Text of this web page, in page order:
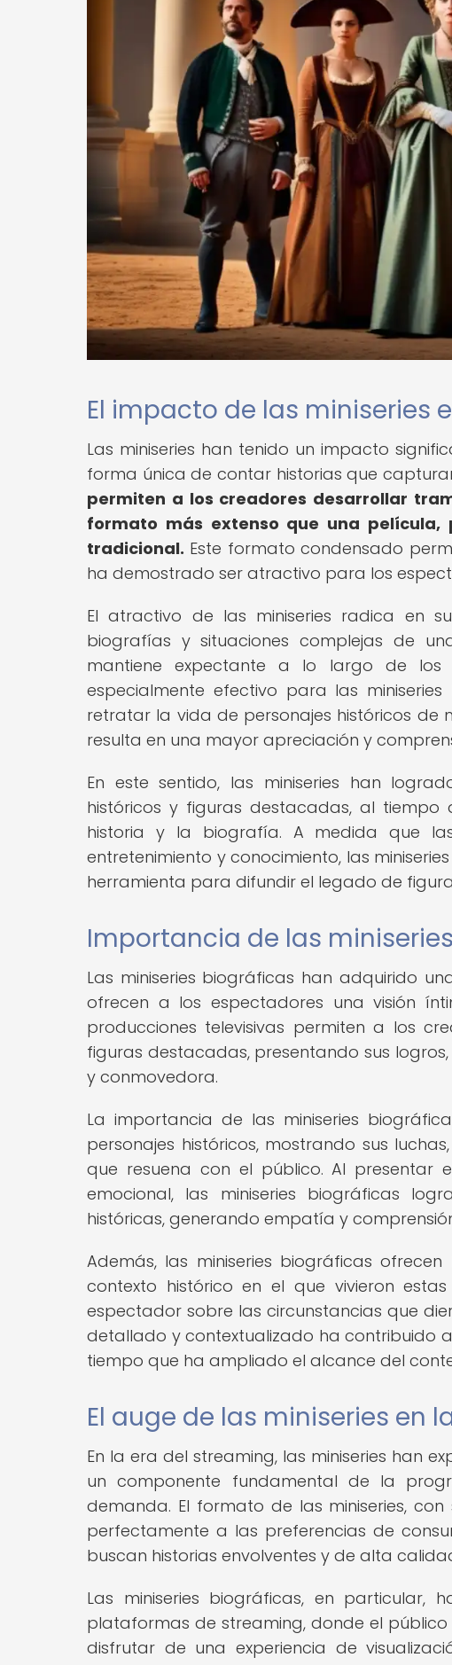
El impacto de las miniseries
Las miniseries han tenido un impacto
forma única de contar historias que
permiten a los creadores desarrollar
formato más extenso que una
tradicional. Este formato condensado
ha demostrado ser atractivo para los
El atractivo de las miniseries radica en
biografías y situaciones complejas de
mantiene expectante a lo largo de los
especialmente efectivo para las
retratar la vida de personajes históricos
resulta en una mayor apreciación y
En este sentido, las miniseries han
históricos y figuras destacadas, al
historia y la biografía. A medida que
entretenimiento y conocimiento, las
herramienta para difundir el legado de
Importancia de las
Las miniseries biográficas han adquirido
ofrecen a los espectadores una visión
producciones televisivas permiten a los
figuras destacadas, presentando sus
y conmovedora.
La importancia de las miniseries
personajes históricos, mostrando sus
que resuena con el público. Al
emocional, las miniseries biográficas
históricas, generando empatía y
Además, las miniseries biográficas
contexto histórico en el que vivieron
espectador sobre las circunstancias que
detallado y contextualizado ha contribuido
tiempo que ha ampliado el alcance del
El auge de las miniseries en
En la era del streaming, las miniseries han
un componente fundamental de la
demanda. El formato de las miniseries,
perfectamente a las preferencias de
buscan historias envolventes y de alta
Las miniseries biográficas, en
plataformas de streaming, donde el
disfrutar de una experiencia de